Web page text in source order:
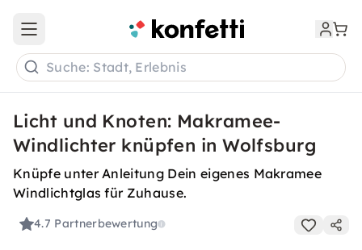
Open main menu
Suche: Stadt, Erlebnis
Licht und Knoten: Makramee-
Windlichter knüpfen in Wolfsburg
Knüpfe unter Anleitung Dein eigenes Makramee
Windlichtglas für Zuhause.
4.7 Partnerbewertung